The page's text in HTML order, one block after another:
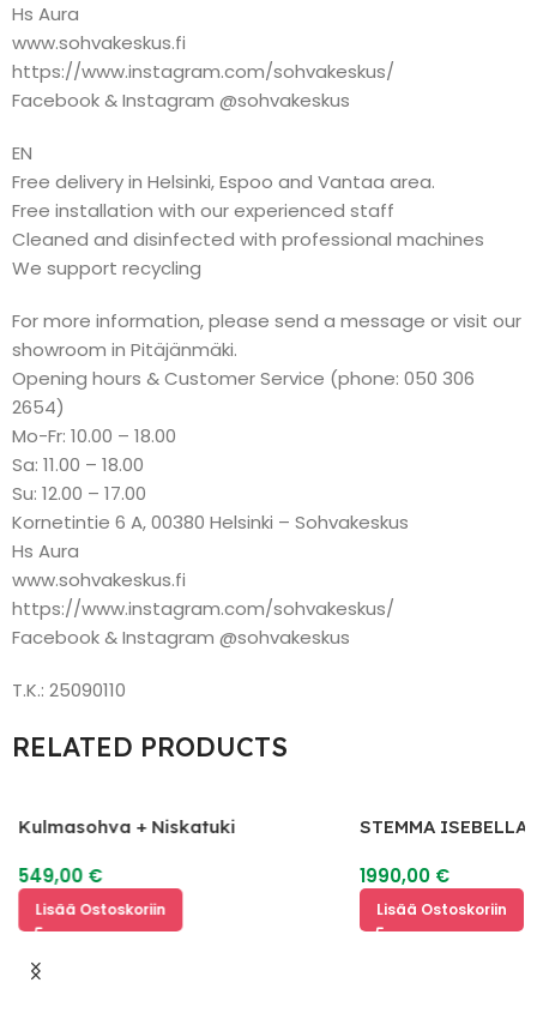
Hs Aura
www.sohvakeskus.fi
https://www.instagram.com/sohvakeskus/
Facebook & Instagram @sohvakeskus
EN
Free delivery in Helsinki, Espoo and Vantaa area.
Free installation with our experienced staff
Cleaned and disinfected with professional machines
We support recycling
For more information, please send a message or visit our
showroom in Pitäjänmäki.
Opening hours & Customer Service (phone: 050 306
2654)
Mo-Fr: 10.00 – 18.00
Sa: 11.00 – 18.00
Su: 12.00 – 17.00
Kornetintie 6 A, 00380 Helsinki – Sohvakeskus
Hs Aura
www.sohvakeskus.fi
https://www.instagram.com/sohvakeskus/
Facebook & Instagram @sohvakeskus
T.K.: 25090110
RELATED PRODUCTS
Kulmasohva + Niskatuki
549,00 €
Lisää Ostoskoriin
STEMMA
1990,00 €
Lisää Ostoskoriin